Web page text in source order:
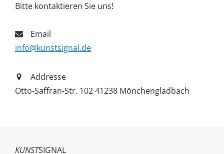
Bitte kontaktieren Sie uns!
Email
info@kunstsignal.de
Addresse
Otto-Saffran-Str. 102 41238 Mönchengladbach
KUNSTSIGNAL